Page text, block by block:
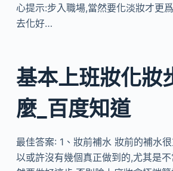
心提示:步入職場,當然要化淡妝才更
去化好…
基本上班妝化妝
麼_百度知道
最佳答案: 1、妝前補水 妝前的補水
以或許沒有幾個真正做到的,尤其是